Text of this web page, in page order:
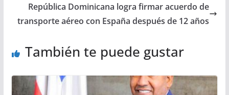
República Dominicana logra firmar acuerdo de
transporte aéreo con España después de 12 años
También te puede gustar